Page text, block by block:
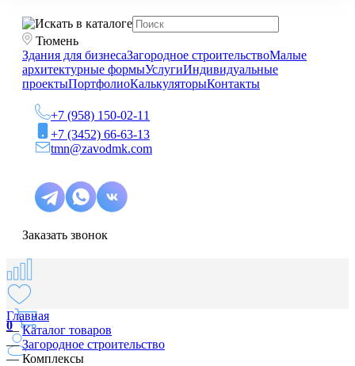
Тюмень
Здания для бизнесаЗагородное строительствоМалые
архитектурные формыУслугиИндивидуальные
проектыПортфолиоКалькуляторыКонтакты
+7 (958) 150-02-11
+7 (3452) 66-63-13
tmn@zavodmk.com
Заказать звонок
0
Главная
—Каталог товаров
—Загородное строительство
—Комплексы